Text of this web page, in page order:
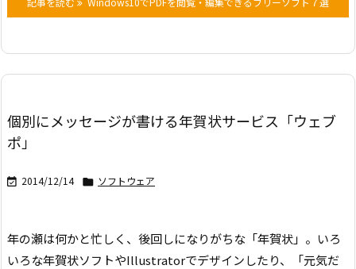
個別にメッセージが書ける年賀状サービス「ウェブ
ポ」
 2014/12/14  ソフトウェア
年の瀬は何かと忙しく、後回しになりがちな「年賀状」。 いろ
いろな年賀状ソフトやIllustratorでデザインしたり、「元気だ